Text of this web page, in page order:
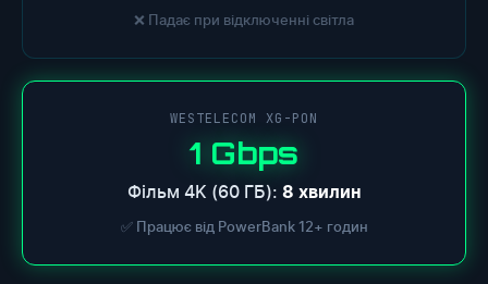
❌ Падає при відключенні світла
WESTELECOM XG-PON
1 Gbps
Фільм 4K (60 ГБ): 8 хвилин
✅ Працює від PowerBank 12+ годин